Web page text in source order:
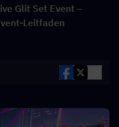
Glit Set Event –
Leitfaden